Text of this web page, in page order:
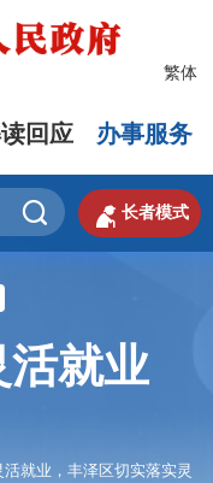
繁体
回应 办事服务
  长者模式
就业
就业，丰泽区切实落实灵